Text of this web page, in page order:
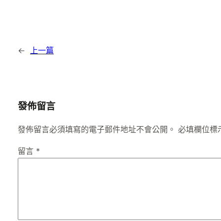
← 上一篇
發佈留言
發佈留言必須填寫的電子郵件地址不會公開。 必填欄位
留言 *